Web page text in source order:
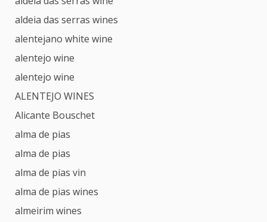
aldeia das serras wines
alentejano white wine
alentejo wine
alentejo wine
ALENTEJO WINES
Alicante Bouschet
alma de pias
alma de pias
alma de pias vin
alma de pias wines
almeirim wines